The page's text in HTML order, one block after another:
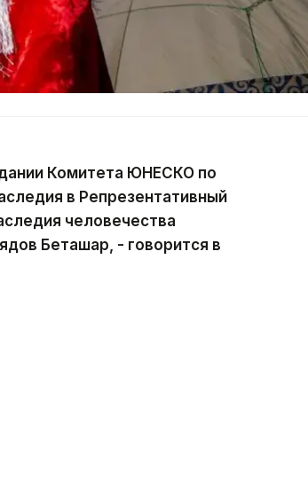
Комитета ЮНЕСКО по
в Репрезентативный
человечества
Беташар, - говорится в